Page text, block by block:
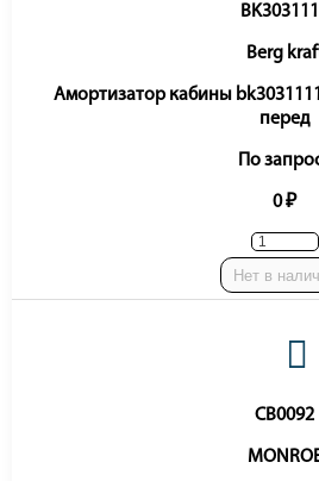
Berg
Амортизатор кабины
перед
По
0 ₽
Нет в
CB0092